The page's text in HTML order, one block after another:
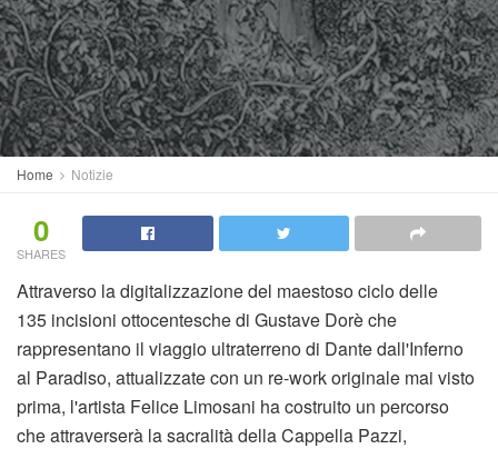
Home Notizie
0
SHARES
Attraverso la digitalizzazione del maestoso ciclo delle
135 incisioni ottocentesche di Gustave Dorè che
rappresentano il viaggio ultraterreno di Dante dall'Inferno
al Paradiso, attualizzate con un re-work originale mai visto
prima, l'artista Felice Limosani ha costruito un percorso
che attraverserà la sacralità della Cappella Pazzi,